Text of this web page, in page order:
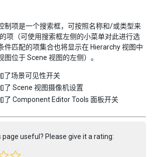
制项是一个搜索框，可按照名称和/或类型来
项（可使用搜索框左侧的小菜单对此进行选
件匹配的项集合也将显示在 Hierarchy 视图中
图位于 Scene 视图的左侧）。
了场景可见性开关
了 Scene 视图摄像机设置
了 Component Editor Tools 面板开关
page useful? Please give it a rating: